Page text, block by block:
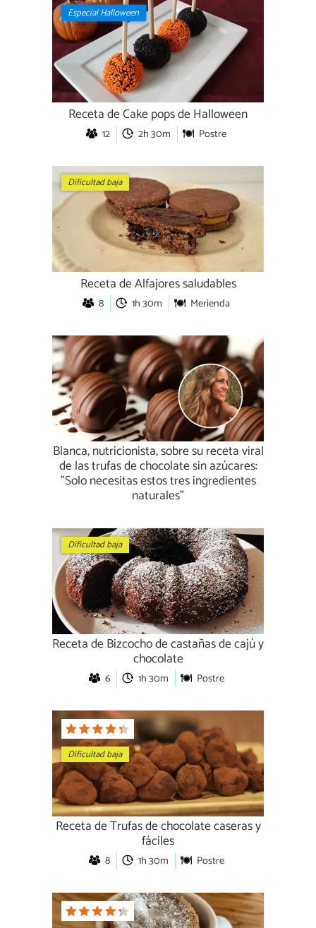
Especial Halloween
Receta de Cake pops de Halloween
12 2h 30m Postre
Dificultad baja
Receta de Alfajores saludables
8 1h 30m Merienda
Blanca, nutricionista, sobre su receta viral
de las trufas de chocolate sin azúcares:
"Solo necesitas estos tres ingredientes
naturales"
Dificultad baja
Receta de Bizcocho de castañas de cajú y
chocolate
6 1h 30m Postre
Dificultad baja
Receta de Trufas de chocolate caseras y
fáciles
8 1h 30m Postre